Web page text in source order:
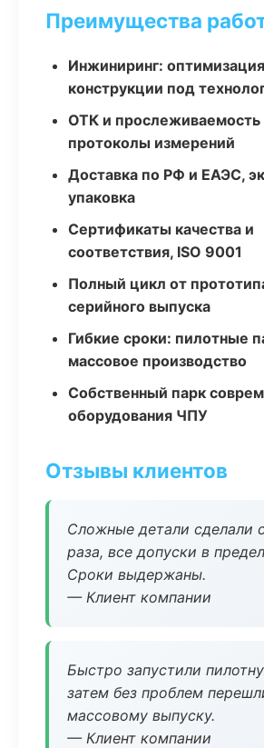
Преимущества
Инжиниринг: оптимизация
конструкции под
ОТК и прослеживаемость
протоколы измерений
Доставка по РФ и ЕАЭС,
упаковка
Сертификаты качества и
соответствия, ISO 9001
Полный цикл от
серийного выпуска
Гибкие сроки: пилотные
массовое производство
Собственный парк
оборудования ЧПУ
Отзывы клиентов
Сложные детали сделали
раза, все допуски в
Сроки выдержаны.
— Клиент компании
Быстро запустили
затем без проблем
массовому выпуску.
— Клиент компании